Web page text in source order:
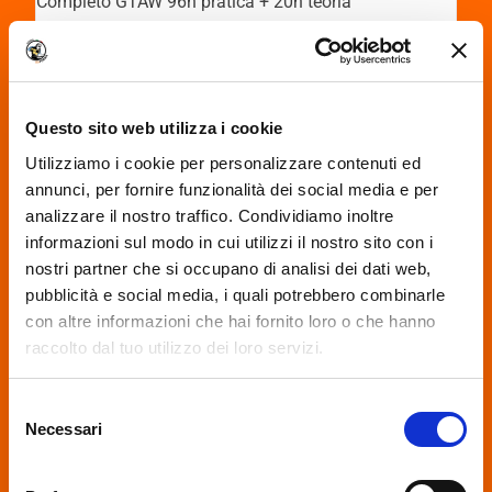
Questo sito web utilizza i cookie
Utilizziamo i cookie per personalizzare contenuti ed
annunci, per fornire funzionalità dei social media e per
analizzare il nostro traffico. Condividiamo inoltre
informazioni sul modo in cui utilizzi il nostro sito con i
nostri partner che si occupano di analisi dei dati web,
pubblicità e social media, i quali potrebbero combinarle
con altre informazioni che hai fornito loro o che hanno
raccolto dal tuo utilizzo dei loro servizi.
process your information.
delNecessari
SUPER COMPLETO
Completo GTAW 112h pratica + 25h teoria
+ Saldatrice in Omaggio
CORSO SALDATORE FILO CONTINUO
BASE
Corso Mig Mag 40h pratica + 10h teoria
INTERMEDIO